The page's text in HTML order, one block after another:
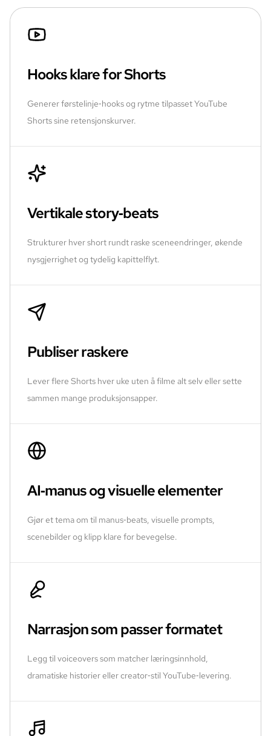
Hooks klare for Shorts
Generer førstelinje‑hooks og rytme tilpasset YouTube
Shorts sine retensjonskurver.
Vertikale story‑beats
Strukturer hver short rundt raske sceneendringer, økende
nysgjerrighet og tydelig kapittelflyt.
Publiser raskere
Lever flere Shorts hver uke uten å filme alt selv eller sette
sammen mange produksjonsapper.
AI‑manus og visuelle elementer
Gjør et tema om til manus‑beats, visuelle prompts,
scenebilder og klipp klare for bevegelse.
Narrasjon som passer formatet
Legg til voiceovers som matcher læringsinnhold,
dramatiske historier eller creator‑stil YouTube‑levering.